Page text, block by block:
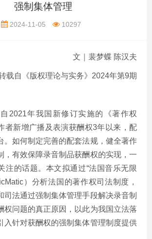
强制集体管理
2024-11-05 10297
文｜裴梦蝶 陈汉夫
载自《版权理论与实务》2024年第9期
自2021年我国新修订实施的《著作权
者新增广播及表演获酬权3年以来，配
。如何制定完善的配套法规，健全著作
，有效保障录音制品获酬权的实现，一
注的话题。本文拟通过“法国音乐无限
）分析法国的著作权司法制度，
司法通过强制集体管理手段解决录音制
权问题的真正原因，以此为我国立法落
入针对获酬权的强制集体管理制度提供